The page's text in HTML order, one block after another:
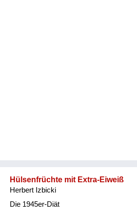
Hülsenfrüchte mit Extra-Eiweiß
Herbert Izbicki
Die 1945er-Diät